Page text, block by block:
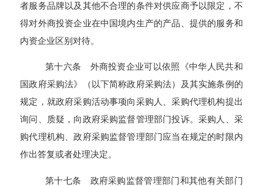
者服务品牌以及其他不合理的条件对供应商予以限定，不
得对外商投资企业在中国境内生产的产品、提供的服务和
内资企业区别对待。
第十六条 外商投资企业可以依照《中华人民共和
国政府采购法》（以下简称政府采购法）及其实施条例的
规定，就政府采购活动事项向采购人、采购代理机构提出
询问、质疑，向政府采购监督管理部门投诉。采购人、采
购代理机构、政府采购监督管理部门应当在规定的时限内
作出答复或者处理决定。
第十七条 政府采购监督管理部门和其他有关部门